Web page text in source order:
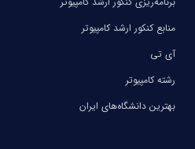
منابع کنکور ارشد کامپیوتر
آی تی
رشته کامپیوتر
بهترین دانشگاه‌های ایران